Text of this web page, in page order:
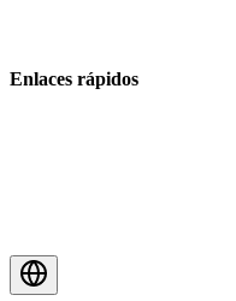
Enlaces rápidos